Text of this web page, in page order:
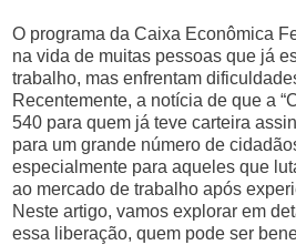
O programa da Caixa Econômica
na vida de muitas pessoas que já
trabalho, mas enfrentam
Recentemente, a notícia de que a
540 para quem já teve carteira
para um grande número de
especialmente para aqueles que
ao mercado de trabalho após
Neste artigo, vamos explorar em
essa liberação, quem pode ser